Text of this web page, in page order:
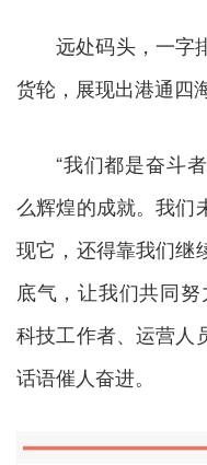
远处码头，一字
货轮，展现出港通四
“我们都是奋斗
么辉煌的成就。我们
现它，还得靠我们继
底气，让我们共同
科技工作者、运营人
话语催人奋进。